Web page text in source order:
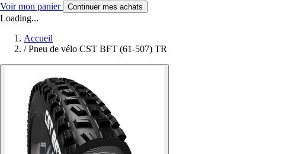
Voir mon panier Continuer mes achats
Loading...
Accueil
/ Pneu de vélo CST BFT (61-507) TR